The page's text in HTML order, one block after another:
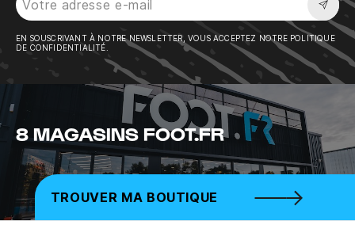
EN SOUSCRIVANT À NOTRE NEWSLETTER, VOUS ACCEPTEZ NOTRE POLITIQUE
DE CONFIDENTIALITÉ.
8 MAGASINS FOOT.FR
TROUVER MA BOUTIQUE